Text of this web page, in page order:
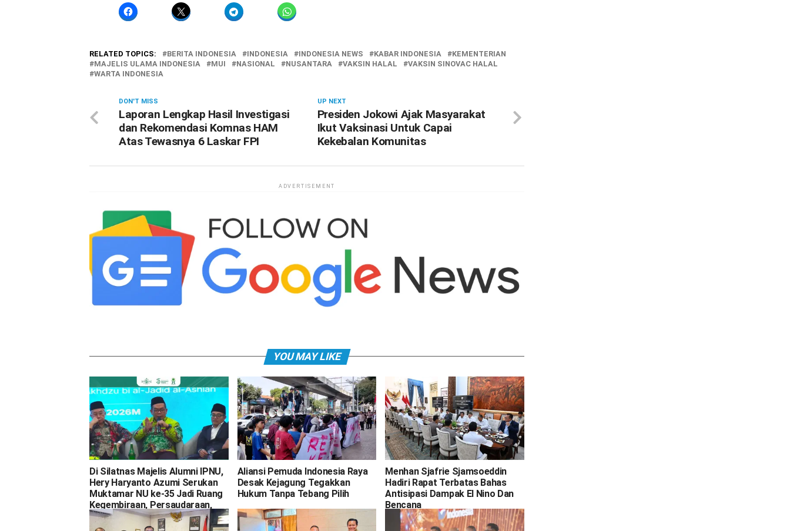
RELATED TOPICS: BERITA INDONESIA INDONESIA INDONESIA NEWS KABAR INDONESIA
KEMENTERIAN
MAJELIS ULAMA INDONESIA
MUI NASIONAL NUSANTARA VAKSIN HALAL
VAKSIN SINOVAC HALAL
WARTA INDONESIA
UP NEXT
Presiden Jokowi Ajak Masyarakat
Ikut Vaksinasi Untuk Capai
Kekebalan Komunitas
DON'T MISS
Laporan Lengkap Hasil Investigasi
dan Rekomendasi Komnas HAM
Atas Tewasnya 6 Laskar FPI
ADVERTISEMENT
YOU MAY LIKE
Di Silatnas Majelis Alumni IPNU,
Hery Haryanto Azumi Serukan
Muktamar NU ke-35 Jadi Ruang
Kegembiraan, Persaudaraan,
dan Gagasan
Aliansi Pemuda Indonesia Raya
Desak Kejagung Tegakkan
Hukum Tanpa Tebang Pilih
Menhan Sjafrie Sjamsoeddin
Hadiri Rapat Terbatas Bahas
Antisipasi Dampak El Nino Dan
Bencana